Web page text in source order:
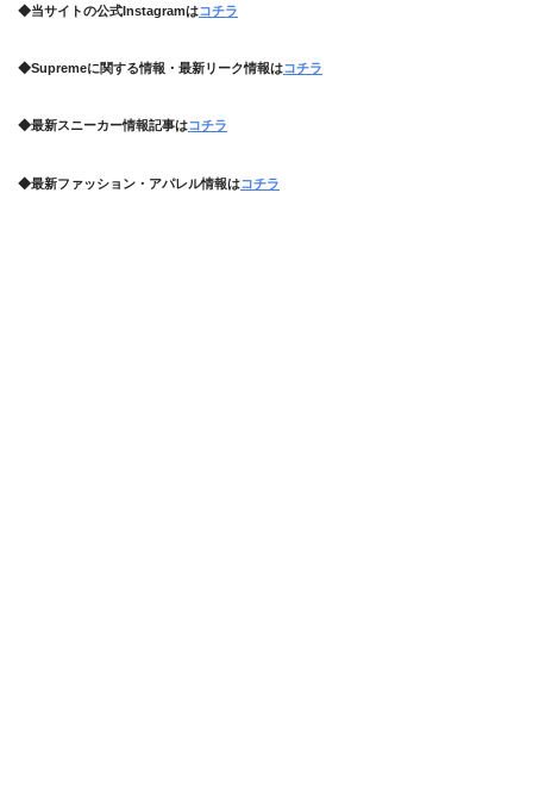
◆当サイトの公式Instagramはコチラ
◆Supremeに関する情報・最新リーク情報はコチラ
◆最新スニーカー情報記事はコチラ
◆最新ファッション・アパレル情報はコチラ